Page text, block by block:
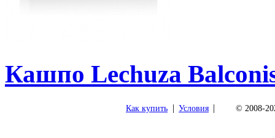
Кашпо Lechuza
Как купить | Условия | © 2008-